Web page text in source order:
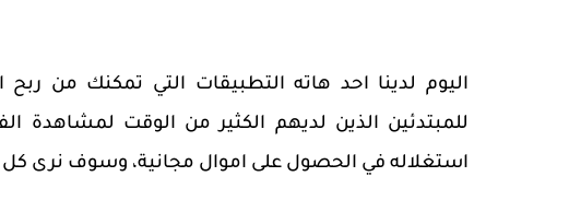
اليوم لدينا احد هاته التطبيقات التي تمكنك من ربح
للمبتدئين الذين لديهم الكثير من الوقت لمشاهدة
استغلاله في الحصول على اموال مجانية، وسوف نرى